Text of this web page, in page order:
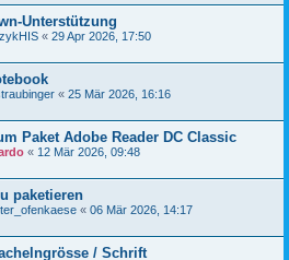
Unterstützung
« 29 Apr 2026, 17:50
« 25 Mär 2026, 16:16
Paket Adobe Reader DC Classic
« 12 Mär 2026, 09:48
paketieren
« 06 Mär 2026, 14:17
/ Schrift